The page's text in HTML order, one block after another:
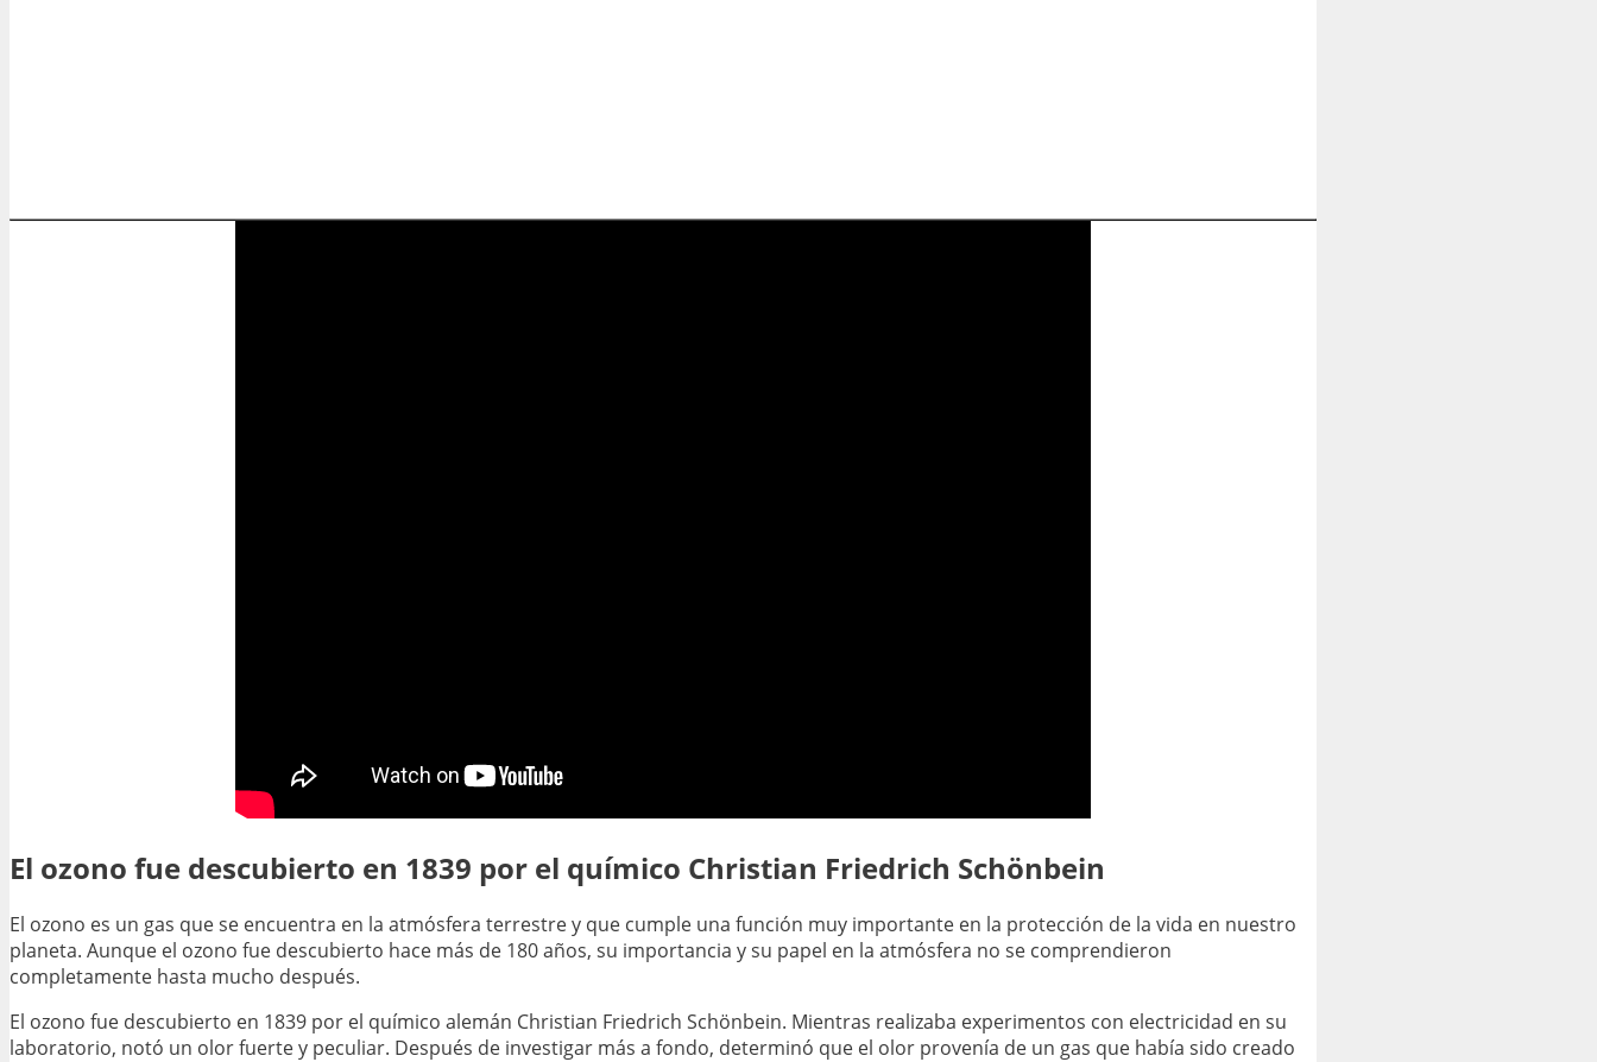
El ozono fue descubierto en 1839 por el químico Christian Friedrich Schönbein
El ozono es un gas que se encuentra en la atmósfera terrestre y que cumple una función muy importante en la protección de la vida en nuestro
planeta. Aunque el ozono fue descubierto hace más de 180 años, su importancia y su papel en la atmósfera no se comprendieron
completamente hasta mucho después.
El ozono fue descubierto en 1839 por el químico alemán Christian Friedrich Schönbein. Mientras realizaba experimentos con electricidad en su
laboratorio, notó un olor fuerte y peculiar. Después de investigar más a fondo, determinó que el olor provenía de un gas que había sido creado